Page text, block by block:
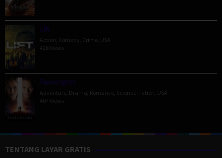
Lift
Action Comedy Crime USA
428 Views
Passengers
Adventure Drama Romance Science Fiction USA
407 Views
TENTANG LAYAR GRATIS